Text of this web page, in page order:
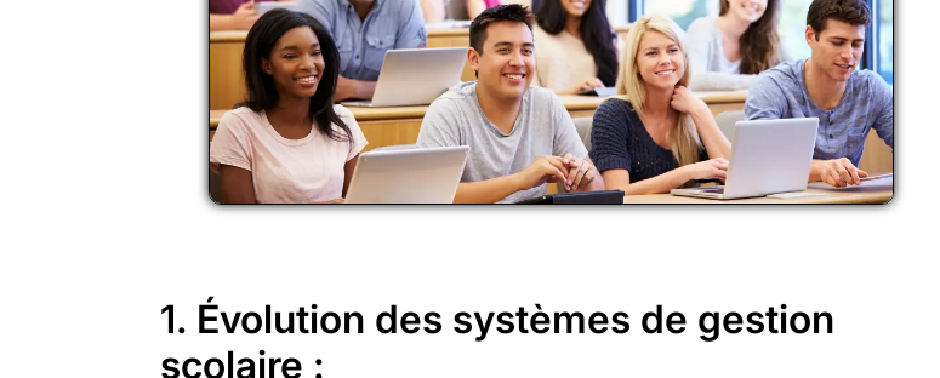
1. Évolution des systèmes de gestion
scolaire :